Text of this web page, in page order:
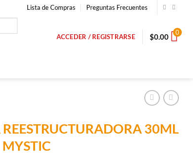
Lista de Compras Preguntas Frecuentes
ACCEDER / REGISTRARSE $0.00 0
30ML
MYSTIC